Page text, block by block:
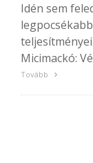
Idén sem
Micimackó:
Tovább